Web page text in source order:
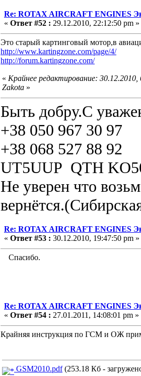
Re: ROTAX AIRCRAFT ENGINES
« Ответ #52 : 29.12.2010, 22:12:50 pm »
Это старый картинговый мотор,в
http://www.kartingzone.com/page/4/
http://forum.kartingzone.com/
« Крайнее редактирование:
Zakota »
Быть добру.С
+38 050 967 30 97
+38 068 527 88 92
UT5UUP QTH
Не уверен что
Re: ROTAX AIRCRAFT ENGINES
« Ответ #53 : 30.12.2010, 19:47:50 pm »
Спасибо.
Re: ROTAX AIRCRAFT ENGINES
« Ответ #54 : 27.01.2011, 14:08:01 pm »
Крайняя инструкция по ГСМ и ОЖ
GSM2010.pdf(253.18 Кб -